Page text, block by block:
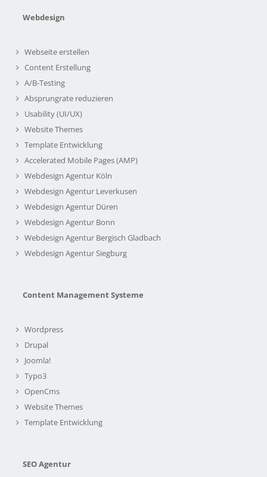
Webdesign
Webseite erstellen
Content Erstellung
A/B-Testing
Absprungrate reduzieren
Usability (UI/UX)
Website Themes
Template Entwicklung
Accelerated Mobile Pages (AMP)
Webdesign Agentur Köln
Webdesign Agentur Leverkusen
Webdesign Agentur Düren
Webdesign Agentur Bonn
Webdesign Agentur Bergisch Gladbach
Webdesign Agentur Siegburg
Content Management Systeme
Wordpress
Drupal
Joomla!
Typo3
OpenCms
Website Themes
Template Entwicklung
SEO Agentur